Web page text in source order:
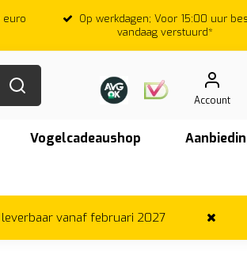
euro
Op werkdagen; Voor 15:00 uur
vandaag verstuurd*
Account
Vogelcadeaushop
vanaf februari 2027